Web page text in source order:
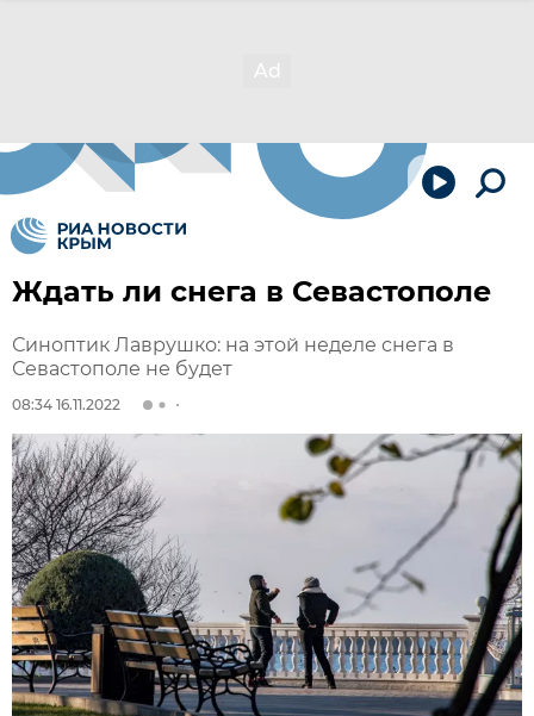
Ждать ли снега в Севастополе
Синоптик Лаврушко: на этой неделе снега в
Севастополе не будет
08:34 16.11.2022